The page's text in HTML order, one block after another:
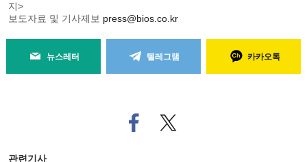
지>
보도자료 및 기사제보 press@bios.co.kr
뉴스레터 텔레그램 카카오톡
페
이
트위
터로
관련기사